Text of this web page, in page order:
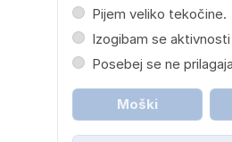
Pijem veliko tekočine.
Izogibam se
Posebej se ne
Moški